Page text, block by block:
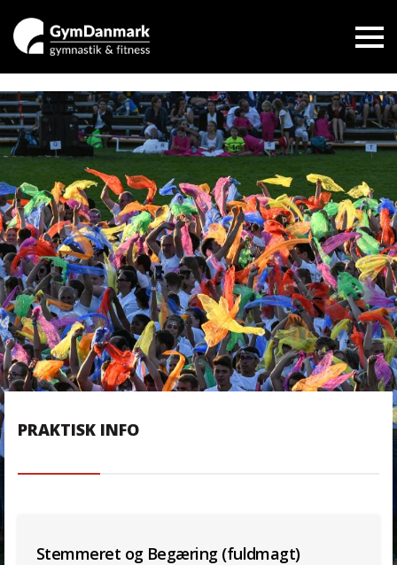
PRAKTISK INFO
Stemmeret og Begæring (fuldmagt)